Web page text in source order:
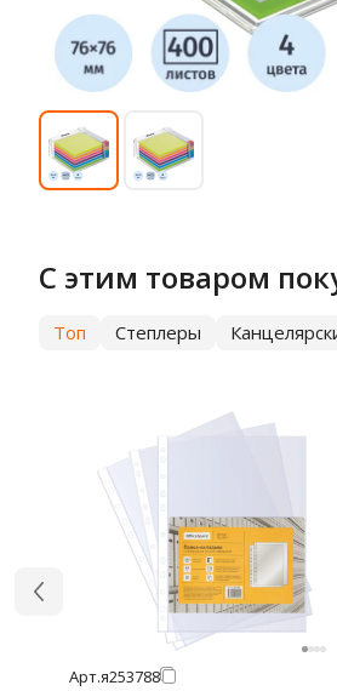
С этим товаром
Топ Степлеры
Арт.я253788